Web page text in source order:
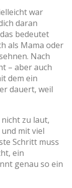
war
daran
bedeutet
als Mama oder
Nach
– aber auch
dem ein
dauert, weil
zu laut,
mit viel
Schritt muss
ein
genau so ein